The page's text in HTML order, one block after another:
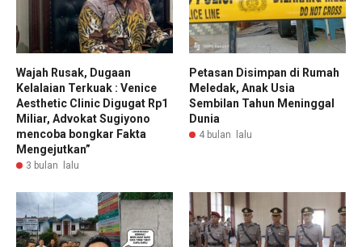
Wajah Rusak, Dugaan
Kelalaian Terkuak : Venice
Aesthetic Clinic Digugat Rp1
Miliar, Advokat Sugiyono
mencoba bongkar Fakta
Mengejutkan”
3 bulan lalu
Petasan Disimpan di Rumah
Meledak, Anak Usia
Sembilan Tahun Meninggal
Dunia
4 bulan lalu